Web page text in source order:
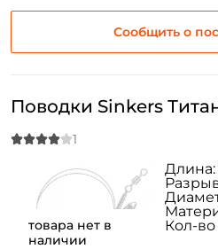
Сообщить о
товара нет в
наличии
Поводки Sinkers
Длина:
Кол-во